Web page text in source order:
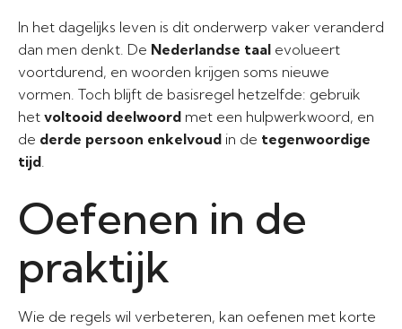
In het dagelijks leven is dit onderwerp vaker veranderd
dan men denkt. De Nederlandse taal evolueert
voortdurend, en woorden krijgen soms nieuwe
vormen. Toch blijft de basisregel hetzelfde: gebruik
het voltooid deelwoord met een hulpwerkwoord, en
de derde persoon enkelvoud in de tegenwoordige
tijd.
Oefenen in de
praktijk
Wie de regels wil verbeteren, kan oefenen met korte